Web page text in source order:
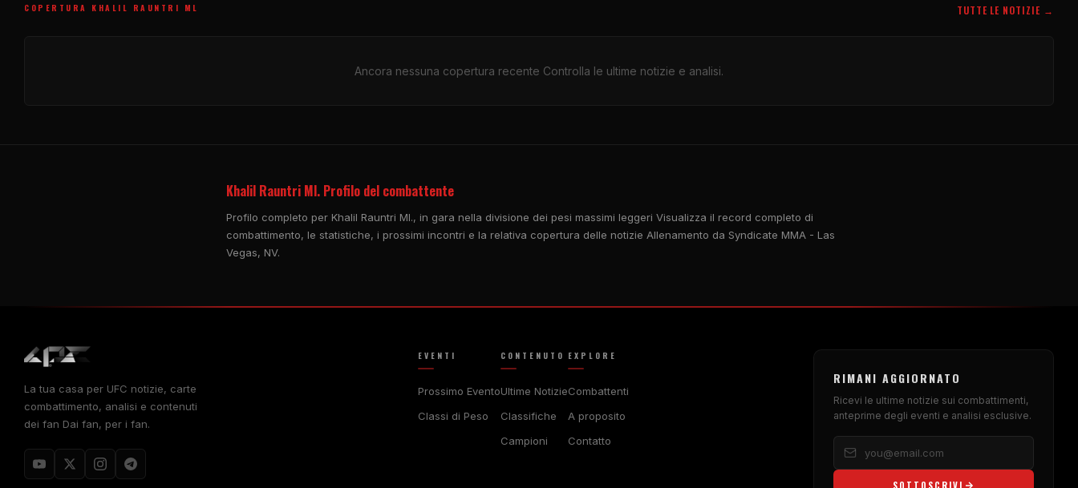
COPERTURA KHALIL RAUNTRI ML TUTTE LE NOTIZIE →
Ancora nessuna copertura recente Controlla le ultime notizie e analisi.
Khalil Rauntri Ml. Profilo del combattente
Profilo completo per Khalil Rauntri Ml., in gara nella divisione dei pesi massimi leggeri Visualizza il record completo di
combattimento, le statistiche, i prossimi incontri e la relativa copertura delle notizie Allenamento da Syndicate MMA - Las
Vegas, NV.
La tua casa per UFC notizie, carte
combattimento, analisi e contenuti
dei fan Dai fan, per i fan.
EVENTI
Prossimo Evento
Classi di Peso
CONTENUTO
Ultime Notizie
Classifiche
Campioni
EXPLORE
Combattenti
A proposito
Contatto
RIMANI AGGIORNATO
Ricevi le ultime notizie sui combattimenti,
anteprime degli eventi e analisi esclusive.